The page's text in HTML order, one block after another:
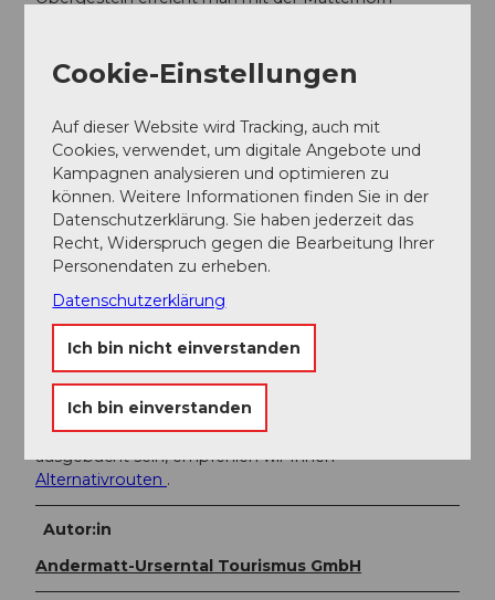
Vom Zielpunkt Belvedère geht es mit Postauto
Richtung Kantone Wallis oder Uri.
Die Fahrpläne sind folgende:Fahrplan SBB
Weitere Infos / Links
Für Ihre Nachtruhe finden Sie rustikale Berghütten
direkt am Weg oder gemütliche Hotels in den
naheliegenden Dörfern. Für Genuss-Wanderer gibt es
von Eurotrek ein viertägiges
mineralienhaltigen Gebirgslandschaft. Lassen Sie den
und Naturvielfalt im Herzen der Schweizer Alpen.Bitte
beachten Sie, dass in der Hochsaison die
Vermigelhütte sehr beliebt ist. Sollte die Hütte
ausgebucht sein, empfehlen wir Ihnen
Alternativrouten .
Autor:in
Andermatt-Urserntal Tourismus GmbH
Cookie-Einstellungen
Auf dieser Website wird Tracking, auch mit
Cookies, verwendet, um digitale Angebote und
Kampagnen analysieren und optimieren zu
können. Weitere Informationen finden Sie in der
Datenschutzerklärung. Sie haben jederzeit das
Recht, Widerspruch gegen die Bearbeitung Ihrer
Personendaten zu erheben.
Datenschutzerklärung
Ich bin nicht einverstanden
Ich bin einverstanden